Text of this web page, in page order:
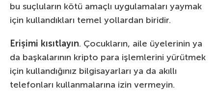
bu suçluların kötü amaçlı uygulamaları yaymak
için kullandıkları temel yollardan biridir.
Erişimi kısıtlayın. Çocukların, aile üyelerinin ya
da başkalarının kripto para işlemlerini yürütmek
için kullandığınız bilgisayarları ya da akıllı
telefonları kullanmalarına izin vermeyin.